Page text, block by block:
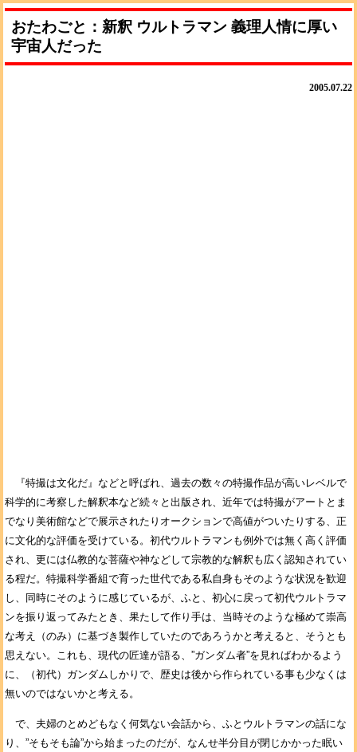
おたわごと：新釈 ウルトラマン 義理人情に厚い
宇宙人だった
2005.07.22
『特撮は文化だ』などと呼ばれ、過去の数々の特撮作品が高いレベルで
科学的に考察した解釈本など続々と出版され、近年では特撮がアートとま
でなり美術館などで展示されたりオークションで高値がついたりする、正
に文化的な評価を受けている。初代ウルトラマンも例外では無く高く評価
され、更には仏教的な菩薩や神などして宗教的な解釈も広く認知されてい
る程だ。特撮科学番組で育った世代である私自身もそのような状況を歓迎
し、同時にそのように感じているが、ふと、初心に戻って初代ウルトラマ
ンを振り返ってみたとき、果たして作り手は、当時そのような極めて崇高
な考え（のみ）に基づき製作していたのであろうかと考えると、そうとも
思えない。これも、現代の匠達が語る、”ガンダム者”を見ればわかるよう
に、（初代）ガンダムしかりで、歴史は後から作られている事も少なくは
無いのではないかと考える。
で、夫婦のとめどもなく何気ない会話から、ふとウルトラマンの話にな
り、”そもそも論”から始まったのだが、なんせ半分目が閉じかかった眠い